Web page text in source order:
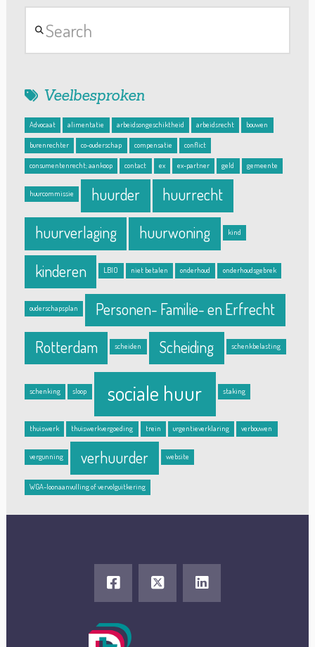
Veelbesproken
Advocaat alimentatie arbeidsongeschiktheid arbeidsrecht bouwen
burenrechter co-ouderschap compensatie conflict
consumentenrecht; aankoop contact ex ex-partner geld gemeente
huurcommissie huurder huurrecht
huurverlaging huurwoning kind
kinderen LBIO niet betalen onderhoud onderhoudsgebrek
ouderschapsplan Personen- Familie- en Erfrecht
Rotterdam scheiden Scheiding schenkbelasting
schenking sloop sociale huur staking
thuiswerk thuiswerkvergoeding trein urgentieverklaring verbouwen
vergunning verhuurder website
WGA-loonaanvulling of vervolguitkering